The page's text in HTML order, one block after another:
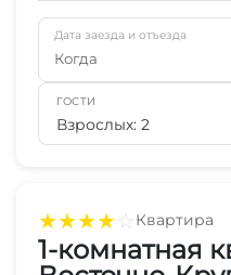
★★★★☆Квартира
1-комнатная
Дата заезда и отъезда
Когда
ГОСТИ
Взрослых: 2